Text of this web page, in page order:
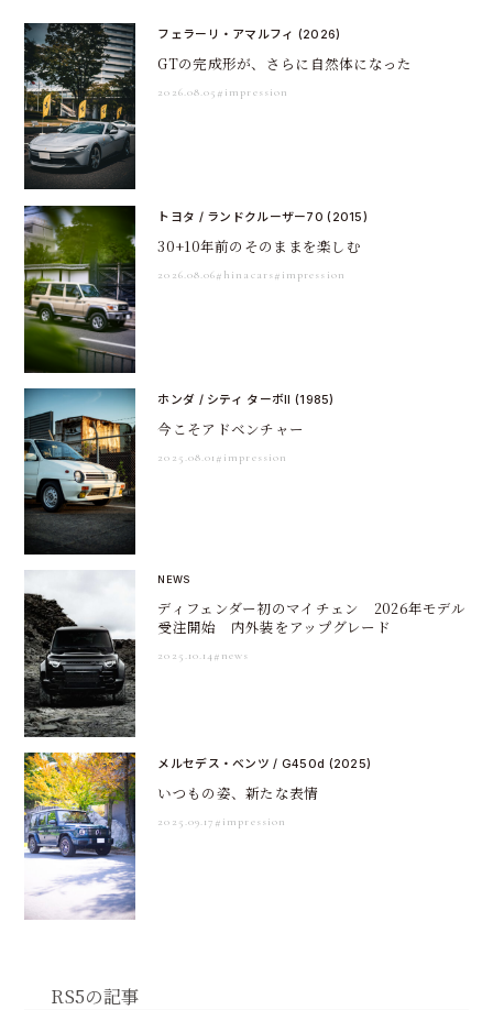
フェラーリ・アマルフィ (2026)
GTの完成形が、さらに自然体になった
2026.08.05 #impression
トヨタ / ランドクルーザー70 (2015)
30+10年前のそのままを楽しむ
2026.08.06#hinacars#impression
ホンダ / シティ ターボII (1985)
今こそアドベンチャー
2025.08.01 #impression
NEWS
ディフェンダー初のマイチェン 2026年モデル
受注開始 内外装をアップグレード
2025.10.14 #news
メルセデス・ベンツ / G450d (2025)
いつもの姿、新たな表情
2025.09.17 #impression
RS5の記事